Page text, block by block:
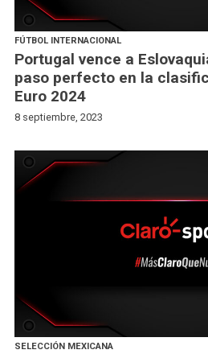
FÚTBOL INTERNACIONAL
Portugal vence a
paso perfecto en la
Euro 2024
8 septiembre, 2023
SELECCIÓN MEXICANA